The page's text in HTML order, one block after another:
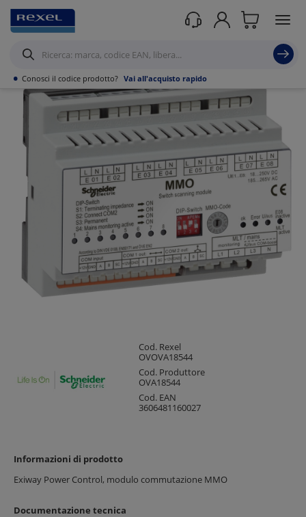
• Conosci il codice prodotto? Vai all'acquisto rapido
Prodotti /Illuminazione Illuminazione d'emergenza/ Gruppo soccorritori/
Cod. Rexel
OVOVA18544
Cod. Produttore
OVA18544
Cod. EAN
3606481160027
Informazioni di prodotto
Exiway Power Control, modulo commutazione MMO
Documentazione tecnica